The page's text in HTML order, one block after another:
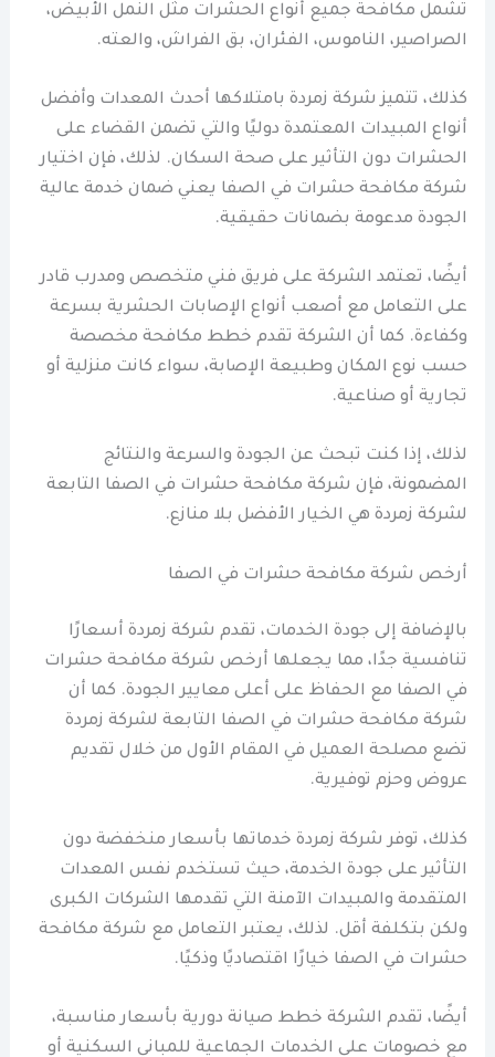
تشمل مكافحة جميع أنواع الحشرات مثل النمل الأبيض،
الصراصير، الناموس، الفئران، بق الفراش، والعته.
كذلك، تتميز شركة زمردة بامتلاكها أحدث المعدات وأفضل
أنواع المبيدات المعتمدة دوليًا والتي تضمن القضاء على
الحشرات دون التأثير على صحة السكان. لذلك، فإن اختيار
شركة مكافحة حشرات في الصفا يعني ضمان خدمة عالية
الجودة مدعومة بضمانات حقيقية.
أيضًا، تعتمد الشركة على فريق فني متخصص ومدرب قادر
على التعامل مع أصعب أنواع الإصابات الحشرية بسرعة
وكفاءة. كما أن الشركة تقدم خطط مكافحة مخصصة
حسب نوع المكان وطبيعة الإصابة، سواء كانت منزلية أو
تجارية أو صناعية.
لذلك، إذا كنت تبحث عن الجودة والسرعة والنتائج
المضمونة، فإن شركة مكافحة حشرات في الصفا التابعة
لشركة زمردة هي الخيار الأفضل بلا منازع.
أرخص شركة مكافحة حشرات في الصفا
بالإضافة إلى جودة الخدمات، تقدم شركة زمردة أسعارًا
تنافسية جدًا، مما يجعلها أرخص شركة مكافحة حشرات
في الصفا مع الحفاظ على أعلى معايير الجودة. كما أن
شركة مكافحة حشرات في الصفا التابعة لشركة زمردة
تضع مصلحة العميل في المقام الأول من خلال تقديم
عروض وحزم توفيرية.
كذلك، توفر شركة زمردة خدماتها بأسعار منخفضة دون
التأثير على جودة الخدمة، حيث تستخدم نفس المعدات
المتقدمة والمبيدات الآمنة التي تقدمها الشركات الكبرى
ولكن بتكلفة أقل. لذلك، يعتبر التعامل مع شركة مكافحة
حشرات في الصفا خيارًا اقتصاديًا وذكيًا.
أيضًا، تقدم الشركة خطط صيانة دورية بأسعار مناسبة،
مع خصومات على الخدمات الجماعية للمباني السكنية أو